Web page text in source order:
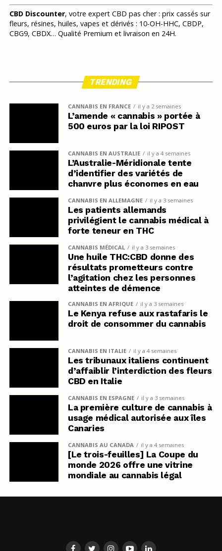
CBD Discounter, votre expert CBD pas cher : prix cassés sur
fleurs, résines, huiles, vapes et dérivés : 10-OH-HHC, CBDP,
CBG9, CBDX… Qualité Premium et livraison en 24H.
TRENDING
CANNABIS EN FRANCE il y a 2 semaines
L’amende « cannabis » portée à
500 euros par la loi RIPOST
CANNABIS EN AUSTRALIE il y a 4 semaines
L’Australie-Méridionale tente
d’identifier des variétés de
chanvre plus économes en eau
CANNABIS EN ALLEMAGNE il y a 3 semaines
Les patients allemands
privilégient le cannabis médical à
forte teneur en THC
CANNABIS MÉDICAL il y a 3 semaines
Une huile THC:CBD donne des
résultats prometteurs contre
l’agitation chez les personnes
atteintes de démence
CANNABIS EN AFRIQUE il y a 3 semaines
Le Kenya refuse aux rastafaris le
droit de consommer du cannabis
CANNABIS EN ITALIE il y a 4 semaines
Les tribunaux italiens continuent
d’affaiblir l’interdiction des fleurs
CBD en Italie
CANNABIS EN ESPAGNE il y a 3 semaines
La première culture de cannabis à
usage médical autorisée aux îles
Canaries
CANNABIS AU CANADA il y a 4 semaines
[Le trois-feuilles] La Coupe du
monde 2026 offre une vitrine
mondiale au cannabis légal